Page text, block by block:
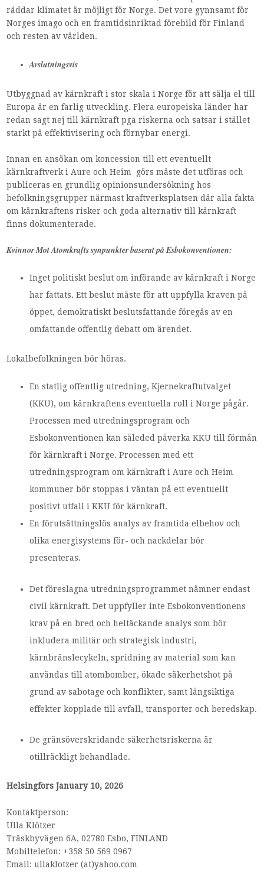
räddar klimatet är möjligt för Norge. Det vore gynnsamt för
Norges imago och en framtidsinriktad förebild för Finland
och resten av världen.
Avslutningsvis
Utbyggnad av kärnkraft i stor skala i Norge för att sälja el till
Europa är en farlig utveckling. Flera europeiska länder har
redan sagt nej till kärnkraft pga riskerna och satsar i stället
starkt på effektivisering och förnybar energi.
Innan en ansökan om koncession till ett eventuellt
kärnkraftverk i Aure och Heim görs måste det utföras och
publiceras en grundlig opinionsundersökning hos
befolkningsgrupper närmast kraftverksplatsen där alla fakta
om kärnkraftens risker och goda alternativ till kärnkraft
finns dokumenterade.
Kvinnor Mot Atomkrafts synpunkter baserat på Esbokonventionen:
Inget politiskt beslut om införande av kärnkraft i Norge
har fattats. Ett beslut måste för att uppfylla kraven på
öppet, demokratiskt beslutsfattande föregås av en
omfattande offentlig debatt om ärendet.
Lokalbefolkningen bör höras.
En statlig offentlig utredning, Kjernekraftutvalget
(KKU), om kärnkraftens eventuella roll i Norge pågår.
Processen med utredningsprogram och
Esbokonventionen kan såleded påverka KKU till förmån
för kärnkraft i Norge. Processen med ett
utredningsprogram om kärnkraft i Aure och Heim
kommuner bör stoppas i väntan på ett eventuellt
positivt utfall i KKU för kärnkraft.
En förutsättningslös analys av framtida elbehov och
olika energisystems för- och nackdelar bör
presenteras.
Det föreslagna utredningsprogrammet nämner endast
civil kärnkraft. Det uppfyller inte Esbokonventionens
krav på en bred och heltäckande analys som bör
inkludera militär och strategisk industri,
kärnbränslecykeln, spridning av material som kan
användas till atombomber, ökade säkerhetshot på
grund av sabotage och konflikter, samt långsiktiga
effekter kopplade till avfall, transporter och beredskap.
De gränsöverskridande säkerhetsriskerna är
otillräckligt behandlade.
Helsingfors January 10, 2026
Kontaktperson:
Ulla Klötzer
Träskbyvägen 6A, 02780 Esbo, FINLAND
Mobiltelefon: +358 50 569 0967
Email: ullaklotzer (at)yahoo.com